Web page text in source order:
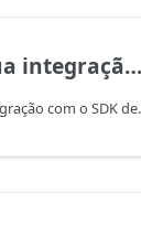
com Laravel
Temos um exemplo de